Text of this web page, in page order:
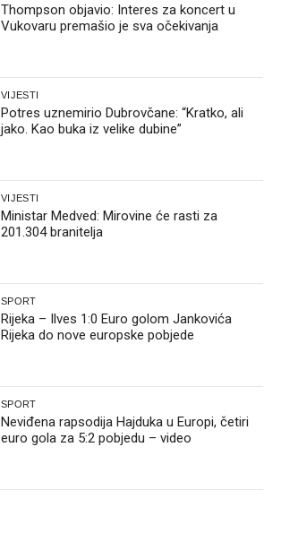
Thompson objavio: Interes za koncert u
Vukovaru premašio je sva očekivanja
VIJESTI
Potres uznemirio Dubrovčane: “Kratko, ali
jako. Kao buka iz velike dubine”
VIJESTI
Ministar Medved: Mirovine će rasti za
201.304 branitelja
SPORT
Rijeka – Ilves 1:0 Euro golom Jankovića
Rijeka do nove europske pobjede
SPORT
Neviđena rapsodija Hajduka u Europi, četiri
euro gola za 5:2 pobjedu – video